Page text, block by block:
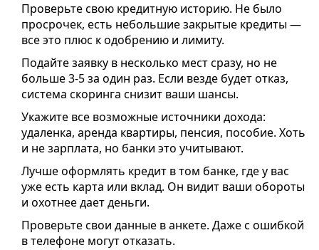
Проверьте свою кредитную историю. Не было
просрочек, есть небольшие закрытые кредиты —
все это плюс к одобрению и лимиту.
Подайте заявку в несколько мест сразу, но не
больше 3-5 за один раз. Если везде будет отказ,
система скоринга снизит ваши шансы.
Укажите все возможные источники дохода:
удаленка, аренда квартиры, пенсия, пособие. Хоть
и не зарплата, но банки это учитывают.
Лучше оформлять кредит в том банке, где у вас
уже есть карта или вклад. Он видит ваши обороты
и охотнее дает деньги.
Проверьте свои данные в анкете. Даже с ошибкой
в телефоне могут отказать.